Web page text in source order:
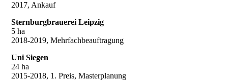
2017, Ankauf
Sternburgbrauerei Leipzig
5 ha
2018-2019, Mehrfachbeauftragung
Uni Siegen
24 ha
2015-2018, 1. Preis, Masterplanung